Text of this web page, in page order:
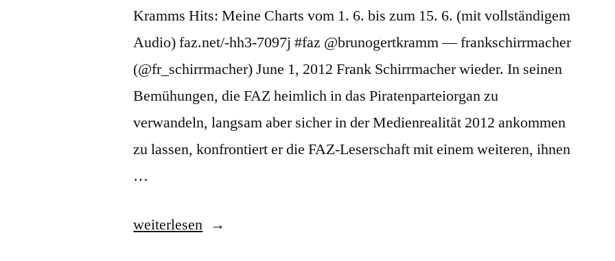
Kramms Hits: Meine Charts vom 1. 6. bis zum 15. 6. (mit vollständigem
Audio) faz.net/-hh3-7097j #faz @brunogertkramm — frankschirrmacher
(@fr_schirrmacher) June 1, 2012 Frank Schirrmacher wieder. In seinen
Bemühungen, die FAZ heimlich in das Piratenparteiorgan zu
verwandeln, langsam aber sicher in der Medienrealität 2012 ankommen
zu lassen, konfrontiert er die FAZ-Leserschaft mit einem weiteren, ihnen
…
„Nur
weiterlesen